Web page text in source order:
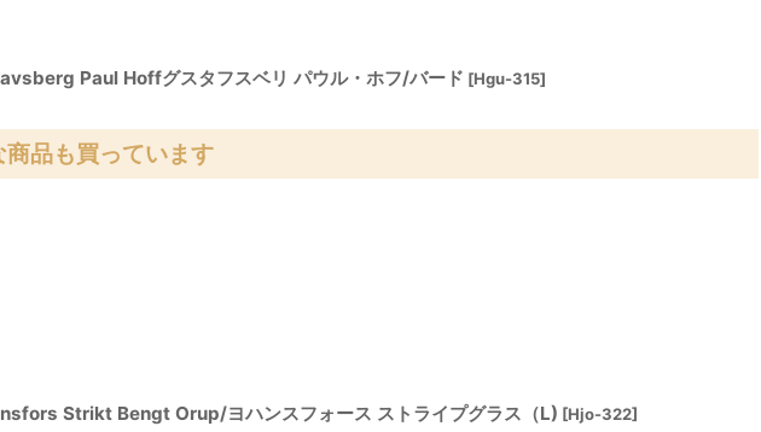
Paul Hoffグスタフスベリ パウル・ホフ/バード [Hgu-315]
品も買っています
Strikt Bengt Orup/ヨハンスフォース ストライプグラス（L) [Hjo-322]